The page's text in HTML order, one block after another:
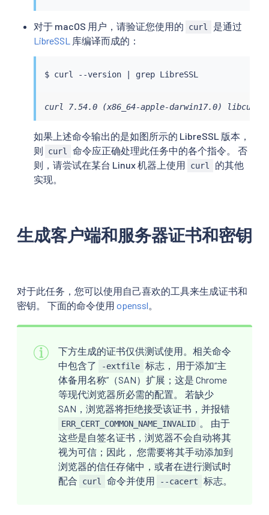
对于 macOS 用户，请验证您使用的 curl
是通过
LibreSSL 库编译而成的：
$ curl --version grep
curl 7.54.0 (x86_64-apple-darwin17.0)
如果上述命令输出的是如图所示的 LibreSSL 版本，
则
curl
命令应正确处理此任务中的各个指令。 否
则，请尝试在某台 Linux 机器上使用
curl
的其他
实现。
生成客户端和服务器证书和密钥
对于此任务，您可以使用自己喜欢的工具来生成证书和
密钥。 下面的命令使用 openssl。
下方生成的证书仅供测试使用。相关命令
中包含了
-extfile 标志， 用于添加“主
体备用名称”（SAN）扩展；这是 Chrome
等现代浏览器所必需的配置。 若缺少
SAN，浏览器将拒绝接受该证书，并报错
ERR_CERT_COMMON_NAME_INVALID 。 由于
这些是自签名证书，浏览器不会自动将其
视为可信；因此， 您需要将其手动添加到
浏览器的信任存储中，或者在进行测试时
配合
curl 命令并使用 --cacert 标志。